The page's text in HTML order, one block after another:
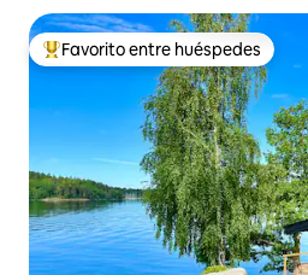
Favorito entre huéspedes preferido
Favorito entre huéspedes